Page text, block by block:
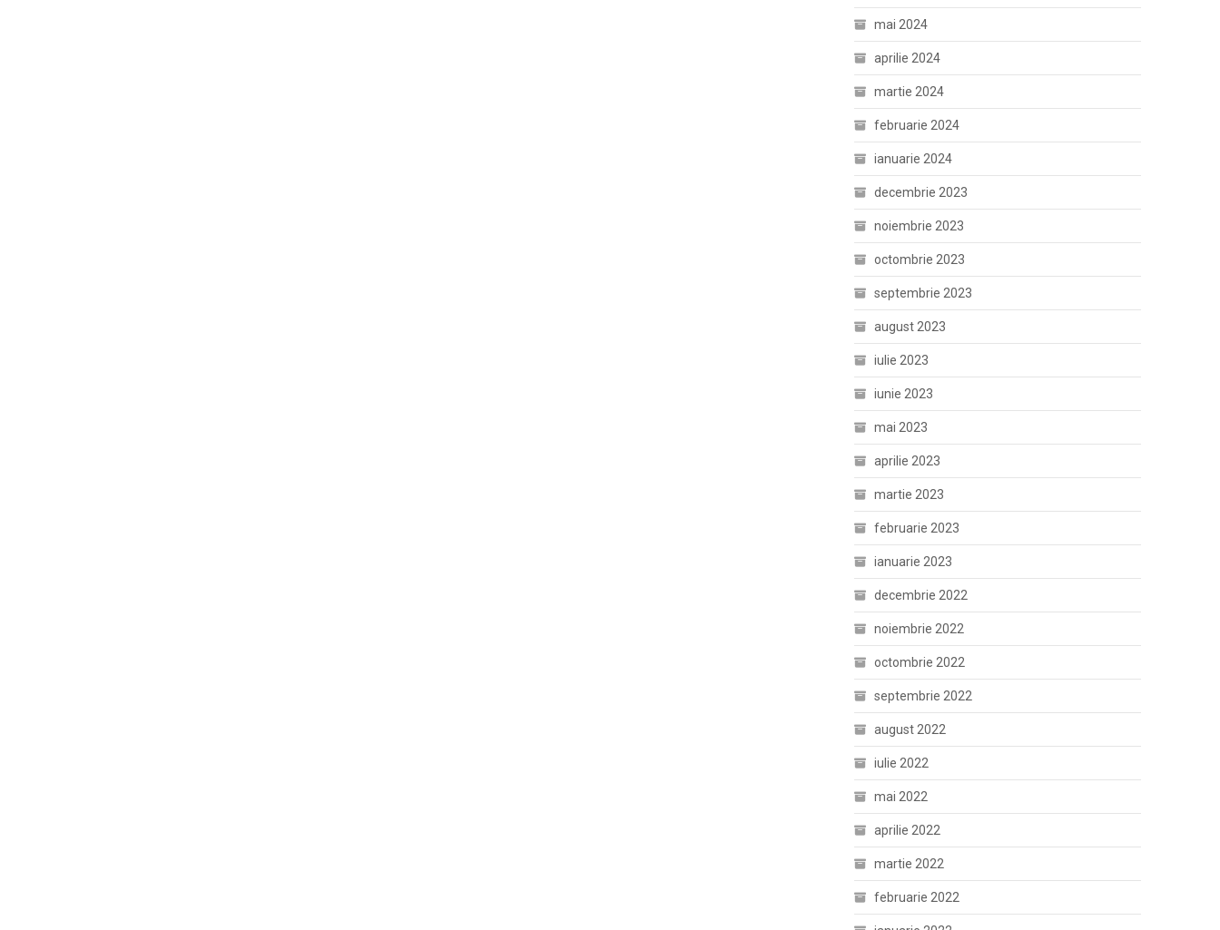
mai 2024
aprilie 2024
martie 2024
februarie 2024
ianuarie 2024
decembrie 2023
noiembrie 2023
octombrie 2023
septembrie 2023
august 2023
iulie 2023
iunie 2023
mai 2023
aprilie 2023
martie 2023
februarie 2023
ianuarie 2023
decembrie 2022
noiembrie 2022
octombrie 2022
septembrie 2022
august 2022
iulie 2022
mai 2022
aprilie 2022
martie 2022
februarie 2022